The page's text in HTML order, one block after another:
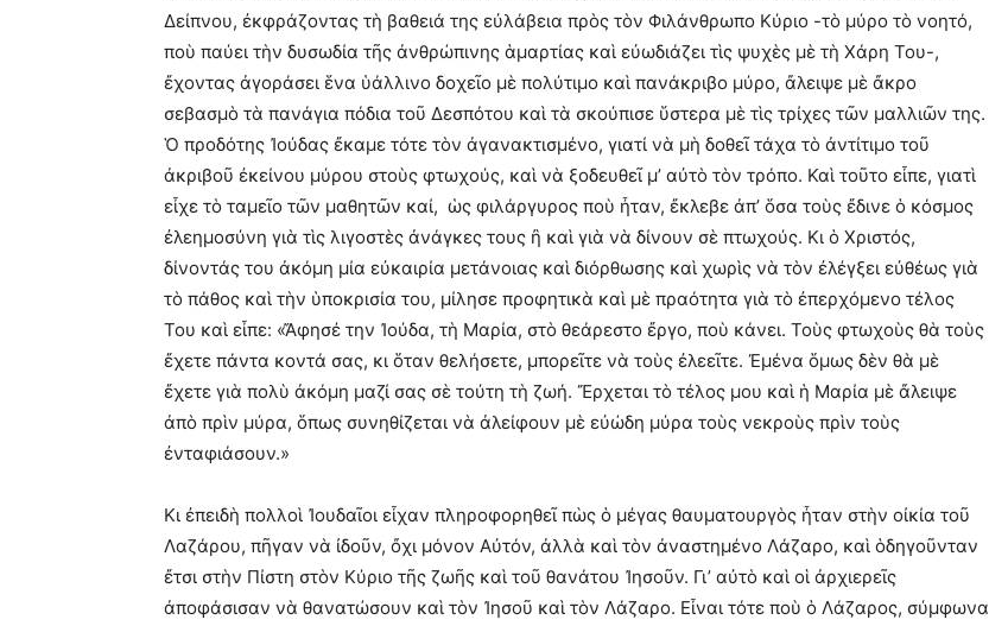
Δείπνου, ἐκφράζοντας τὴ βαθειά της εὐλάβεια πρὸς τὸν Φιλάνθρωπο Κύριο -τὸ μύρο τὸ νοητό,
ποὺ παύει τὴν δυσωδία τῆς ἀνθρώπινης ἁμαρτίας καὶ εὐωδιάζει τὶς ψυχὲς μὲ τὴ Χάρη Του-,
ἔχοντας ἀγοράσει ἕνα ὑάλλινο δοχεῖο μὲ πολύτιμο καὶ πανάκριβο μύρο, ἄλειψε μὲ ἄκρο
σεβασμὸ τὰ πανάγια πόδια τοῦ Δεσπότου καὶ τὰ σκούπισε ὕστερα μὲ τὶς τρίχες τῶν μαλλιῶν της.
Ὁ προδότης Ἰούδας ἔκαμε τότε τὸν ἀγανακτισμένο, γιατί νὰ μὴ δοθεῖ τάχα τὸ ἀντίτιμο τοῦ
ἀκριβοῦ ἐκείνου μύρου στοὺς φτωχούς, καὶ νὰ ξοδευθεῖ μ’ αὐτὸ τὸν τρόπο. Καὶ τοῦτο εἶπε, γιατὶ
εἶχε τὸ ταμεῖο τῶν μαθητῶν καί, ὡς φιλάργυρος ποὺ ἦταν, ἔκλεβε ἀπ’ ὅσα τοὺς ἔδινε ὁ κόσμος
ἐλεημοσύνη γιὰ τὶς λιγοστὲς ἀνάγκες τους ἢ καὶ γιὰ νὰ δίνουν σὲ πτωχούς. Κι ὁ Χριστός,
δίνοντάς του ἀκόμη μία εὐκαιρία μετάνοιας καὶ διόρθωσης καὶ χωρὶς νὰ τὸν ἐλέγξει εὐθέως γιὰ
τὸ πάθος καὶ τὴν ὑποκρισία του, μίλησε προφητικὰ καὶ μὲ πραότητα γιὰ τὸ ἐπερχόμενο τέλος
Του καὶ εἶπε: «Ἄφησέ την Ἰούδα, τὴ Μαρία, στὸ θεάρεστο ἔργο, ποὺ κάνει. Τοὺς φτωχοὺς θὰ τοὺς
ἔχετε πάντα κοντά σας, κι ὅταν θελήσετε, μπορεῖτε νὰ τοὺς ἐλεεῖτε. Ἐμένα ὅμως δὲν θὰ μὲ
ἔχετε γιὰ πολὺ ἀκόμη μαζί σας σὲ τούτη τὴ ζωή. Ἔρχεται τὸ τέλος μου καὶ ἡ Μαρία μὲ ἄλειψε
ἀπὸ πρὶν μύρα, ὅπως συνηθίζεται νὰ ἀλείφουν μὲ εὐώδη μύρα τοὺς νεκροὺς πρὶν τοὺς
ἐνταφιάσουν.»
Κι ἐπειδὴ πολλοὶ Ἰουδαῖοι εἶχαν πληροφορηθεῖ πὼς ὁ μέγας θαυματουργὸς ἦταν στὴν οἰκία τοῦ
Λαζάρου, πῆγαν νὰ ἰδοῦν, ὄχι μόνον Αὐτόν, ἀλλὰ καὶ τὸν ἀναστημένο Λάζαρο, καὶ ὁδηγοῦνταν
ἔτσι στὴν Πίστη στὸν Κύριο τῆς ζωῆς καὶ τοῦ θανάτου Ἰησοῦν. Γι’ αὐτὸ καὶ οἱ ἀρχιερεῖς
ἀποφάσισαν νὰ θανατώσουν καὶ τὸν Ἰησοῦ καὶ τὸν Λάζαρο. Εἶναι τότε ποὺ ὁ Λάζαρος, σύμφωνα